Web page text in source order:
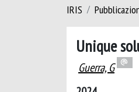
IRIS
Unique
Guerra, G